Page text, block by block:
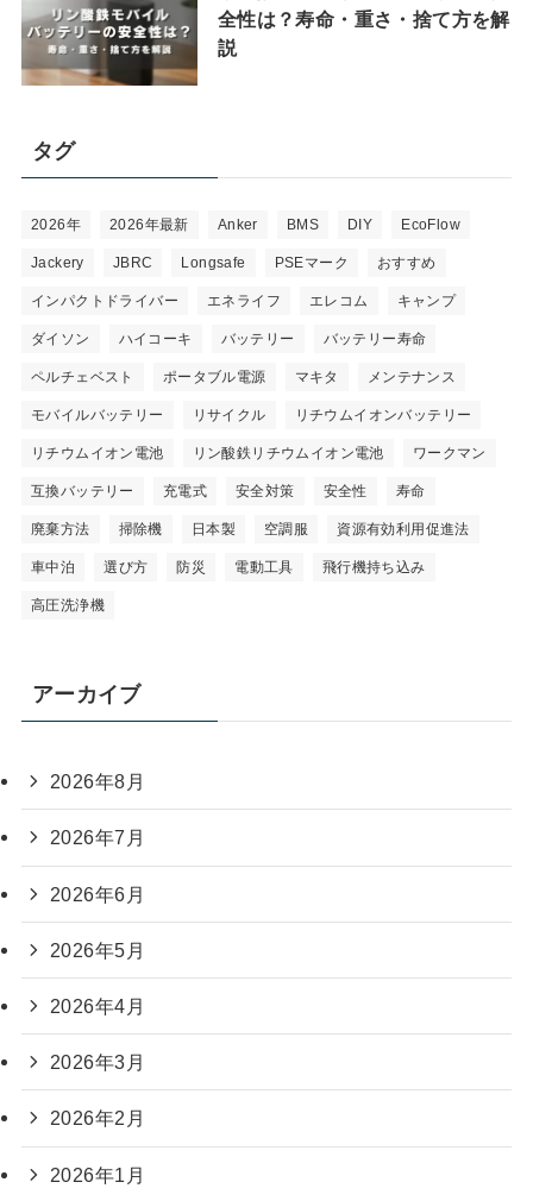
全性は？寿命・重さ・捨て方を解
説
タグ
2026年 2026年最新 Anker BMS DIY EcoFlow
Jackery JBRC Longsafe PSEマーク おすすめ
インパクトドライバー エネライフ エレコム キャンプ
ダイソン ハイコーキ バッテリー バッテリー寿命
ペルチェベスト ポータブル電源 マキタ メンテナンス
モバイルバッテリー リサイクル リチウムイオンバッテリー
リチウムイオン電池 リン酸鉄リチウムイオン電池 ワークマン
互換バッテリー 充電式 安全対策 安全性 寿命
廃棄方法 掃除機 日本製 空調服 資源有効利用促進法
車中泊 選び方 防災 電動工具 飛行機持ち込み
高圧洗浄機
アーカイブ
2026年8月
2026年7月
2026年6月
2026年5月
2026年4月
2026年3月
2026年2月
2026年1月